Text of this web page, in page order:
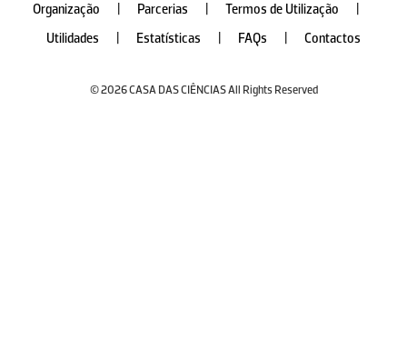
Organização
Parcerias Termos de Utilização
Utilidades
Estatísticas FAQs Contactos
© 2026 CASA DAS CIÊNCIAS All Rights Reserved